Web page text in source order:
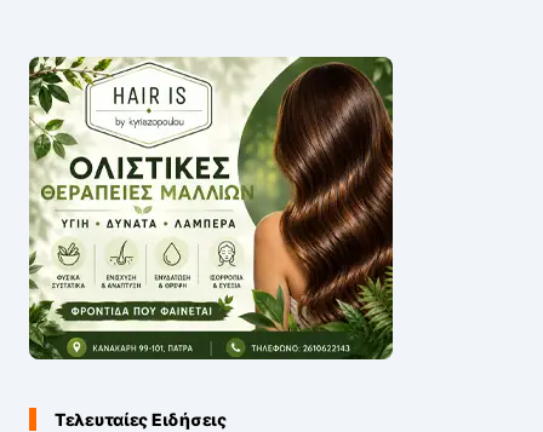
Τελευταίες Ειδήσεις